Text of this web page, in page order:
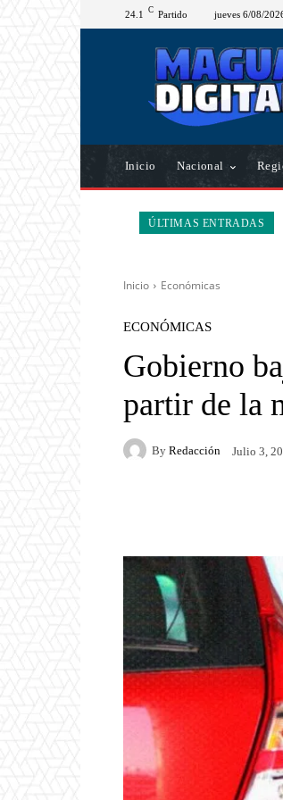
24.1 C Partido jueves 6/08/
Inicio Nacional
ÚLTIMAS ENTRADAS
Inicio Económicas
ECONÓMICAS
Gobierno
partir de la
By Redacción Julio 3,